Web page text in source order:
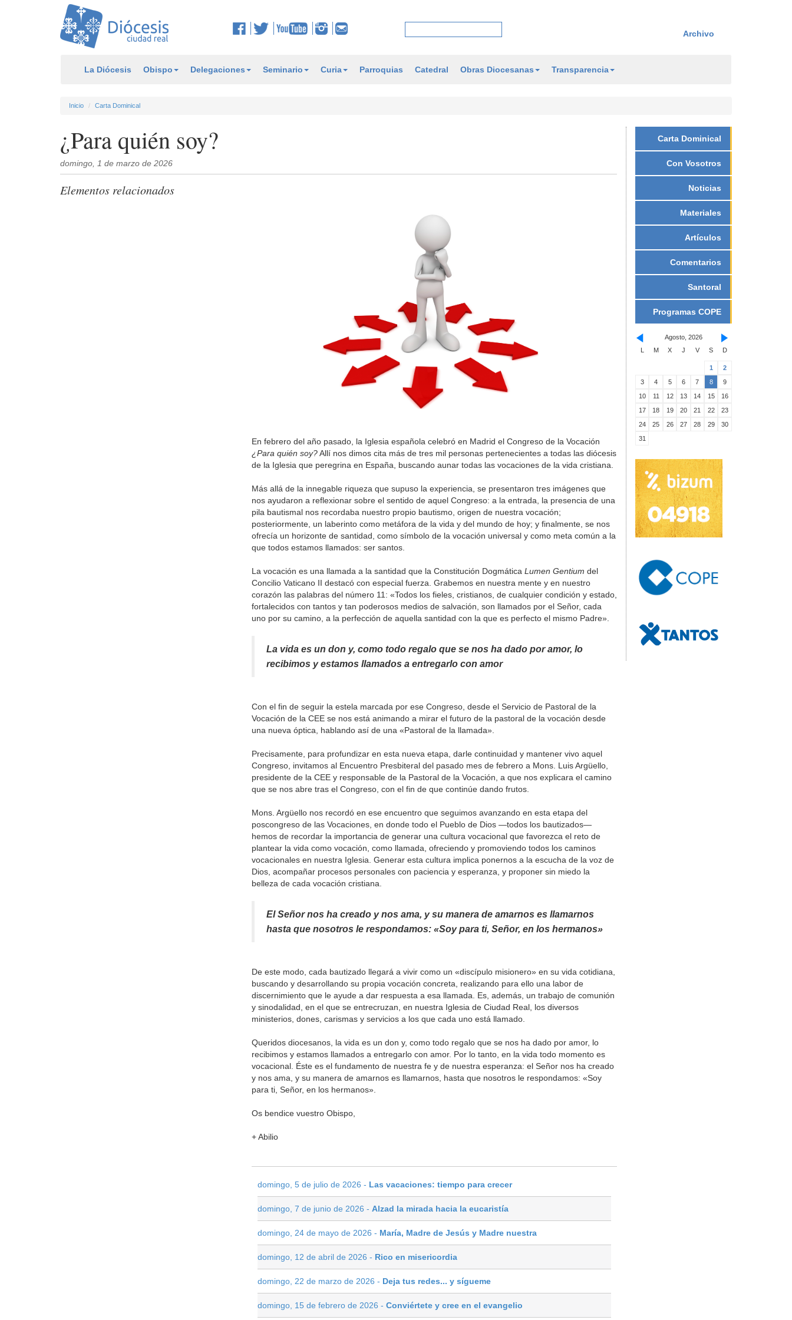
Archivo
La Diócesis Obispo Delegaciones Seminario Curia Parroquias Catedral Obras Diocesanas Transparencia
Inicio Carta Dominical
¿Para quién soy?
domingo, 1 de marzo de 2026
Elementos relacionados
En febrero del año pasado, la Iglesia española celebró en Madrid el Congreso de la Vocación
¿Para quién soy?Allí nos dimos cita más de tres mil personas pertenecientes a todas las diócesis
de la Iglesia que peregrina en España, buscando aunar todas las vocaciones de la vida cristiana.
Más allá de la innegable riqueza que supuso la experiencia, se presentaron tres imágenes que
nos ayudaron a reflexionar sobre el sentido de aquel Congreso: a la entrada, la presencia de una
pila bautismal nos recordaba nuestro propio bautismo, origen de nuestra vocación;
posteriormente, un laberinto como metáfora de la vida y del mundo de hoy; y finalmente, se nos
ofrecía un horizonte de santidad, como símbolo de la vocación universal y como meta común a la
que todos estamos llamados: ser santos.
La vocación es una llamada a la santidad que la Constitución Dogmática Lumen Gentium del
Concilio Vaticano II destacó con especial fuerza. Grabemos en nuestra mente y en nuestro
corazón las palabras del número 11: «Todos los fieles, cristianos, de cualquier condición y estado,
fortalecidos con tantos y tan poderosos medios de salvación, son llamados por el Señor, cada
uno por su camino, a la perfección de aquella santidad con la que es perfecto el mismo Padre».
La vida es un don y, como todo regalo que se nos ha dado por amor, lo
recibimos y estamos llamados a entregarlo con amor
Con el fin de seguir la estela marcada por ese Congreso, desde el Servicio de Pastoral de la
Vocación de la CEE se nos está animando a mirar el futuro de la pastoral de la vocación desde
una nueva óptica, hablando así de una «Pastoral de la llamada».
Precisamente, para profundizar en esta nueva etapa, darle continuidad y mantener vivo aquel
Congreso, invitamos al Encuentro Presbiteral del pasado mes de febrero a Mons. Luis Argüello,
presidente de la CEE y responsable de la Pastoral de la Vocación, a que nos explicara el camino
que se nos abre tras el Congreso, con el fin de que continúe dando frutos.
Mons. Argüello nos recordó en ese encuentro que seguimos avanzando en esta etapa del
poscongreso de las Vocaciones, en donde todo el Pueblo de Dios —todos los bautizados—
hemos de recordar la importancia de generar una cultura vocacional que favorezca el reto de
plantear la vida como vocación, como llamada, ofreciendo y promoviendo todos los caminos
vocacionales en nuestra Iglesia. Generar esta cultura implica ponernos a la escucha de la voz de
Dios, acompañar procesos personales con paciencia y esperanza, y proponer sin miedo la
belleza de cada vocación cristiana.
El Señor nos ha creado y nos ama, y su manera de amarnos es llamarnos
hasta que nosotros le respondamos: «Soy para ti, Señor, en los hermanos»
De este modo, cada bautizado llegará a vivir como un «discípulo misionero» en su vida cotidiana,
buscando y desarrollando su propia vocación concreta, realizando para ello una labor de
discernimiento que le ayude a dar respuesta a esa llamada. Es, además, un trabajo de comunión
y sinodalidad, en el que se entrecruzan, en nuestra Iglesia de Ciudad Real, los diversos
ministerios, dones, carismas y servicios a los que cada uno está llamado.
Queridos diocesanos, la vida es un don y, como todo regalo que se nos ha dado por amor, lo
recibimos y estamos llamados a entregarlo con amor. Por lo tanto, en la vida todo momento es
vocacional. Éste es el fundamento de nuestra fe y de nuestra esperanza: el Señor nos ha creado
y nos ama, y su manera de amarnos es llamarnos, hasta que nosotros le respondamos: «Soy
para ti, Señor, en los hermanos».
Os bendice vuestro Obispo,
+ Abilio
domingo, 5 de julio de 2026 - Las vacaciones: tiempo para crecer
domingo, 7 de junio de 2026 - Alzad la mirada hacia la eucaristía
domingo, 24 de mayo de 2026 - María, Madre de Jesús y Madre nuestra
domingo, 12 de abril de 2026 - Rico en misericordia
domingo, 22 de marzo de 2026 - Deja tus redes... y sígueme
domingo, 15 de febrero de 2026 - Conviértete y cree en el evangelio
Carta Dominical
Con Vosotros
Noticias
Materiales
Artículos
Comentarios
Santoral
Programas COPE
Agosto, 2026
L
M X J V S D
1
2
3
4 5 6 7 8
9
10
11 12 13 14 15
16
17
18 19 20 21 22
23
24
25 26 27 28 29
30
31